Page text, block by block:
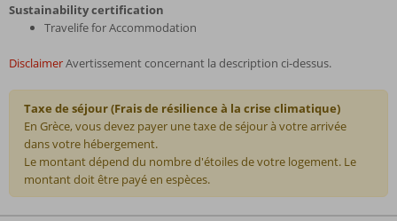
Sustainability certification
Travelife for Accommodation
DisclaimerAvertissement concernant la description ci-dessus.
Taxe de séjour (Frais de résilience à la crise climatique)
En Grèce, vous devez payer une taxe de séjour à votre arrivée
dans votre hébergement.
Le montant dépend du nombre d'étoiles de votre logement. Le
montant doit être payé en espèces.